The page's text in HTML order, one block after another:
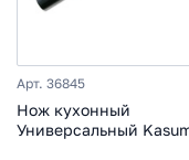
Арт. 36845
Нож кухонный
Универсальный